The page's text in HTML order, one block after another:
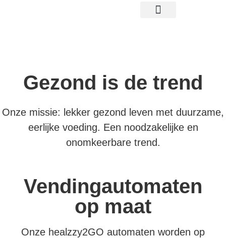
Gezond is de trend
Onze missie: lekker gezond leven met duurzame,
eerlijke voeding. Een noodzakelijke en
onomkeerbare trend.
Vendingautomaten
op maat
Onze healzzy2GO automaten worden op